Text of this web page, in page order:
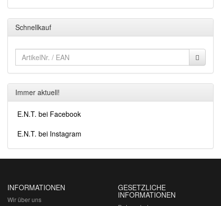
Schnellkauf
Immer aktuell!
E.N.T. bei Facebook
E.N.T. bei Instagram
INFORMATIONEN
Wir über uns
GESETZLICHE
INFORMATIONEN